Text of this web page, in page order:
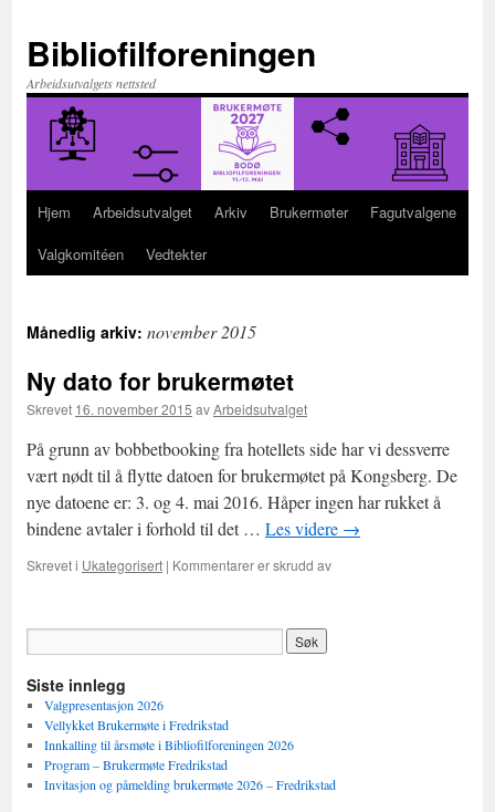
innhold
Bibliofilforeningen
Arbeidsutvalgets nettsted
Hjem Arbeidsutvalget Arkiv Brukermøter
Fagutvalgene
Valgkomitéen
Vedtekter
Månedlig arkiv: november 2015
Ny dato for brukermøtet
Skrevet 16. november 2015 avArbeidsutvalget
På grunn av bobbetbooking fra hotellets side har vi dessverre
vært nødt til å flytte datoen for brukermøtet på Kongsberg. De
nye datoene er: 3. og 4. mai 2016. Håper ingen har rukket å
bindene avtaler i forhold til det … Les videre →
Skrevet i Ukategorisert | Kommentarer er skrudd avfor
Siste innlegg
Valgpresentasjon 2026
Vellykket Brukermøte i Fredrikstad
Innkalling til årsmøte i Bibliofilforeningen 2026
Program – Brukermøte Fredrikstad
Invitasjon og påmelding brukermøte 2026 – Fredrikstad